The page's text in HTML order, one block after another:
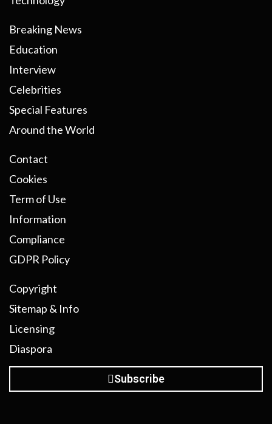
Breaking News
Education
Interview
Celebrities
Special Features
Around the World
Contact
Cookies
Term of Use
Information
Compliance
GDPR Policy
Copyright
Sitemap & Info
Licensing
Diaspora
Subscribe